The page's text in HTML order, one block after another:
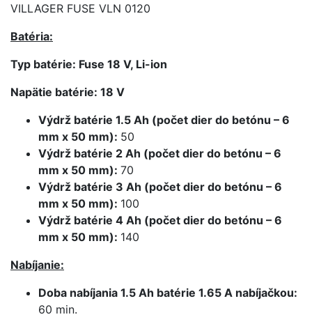
VILLAGER FUSE VLN 0120
Batéria:
Typ batérie: Fuse 18 V, Li-ion
Napätie batérie: 18 V
Výdrž batérie 1.5 Ah (počet dier do betónu – 6
mm x 50 mm): 50
Výdrž batérie 2 Ah (počet dier do betónu – 6
mm x 50 mm): 70
Výdrž batérie 3 Ah (počet dier do betónu – 6
mm x 50 mm): 100
Výdrž batérie 4 Ah (počet dier do betónu – 6
mm x 50 mm): 140
Nabíjanie:
Doba nabíjania 1.5 Ah batérie 1.65 A nabíjačkou:
60 min.